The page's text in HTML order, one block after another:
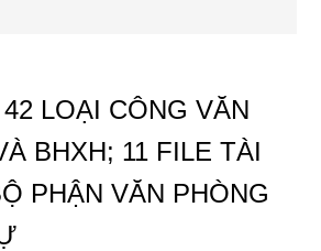
LOẠI CÔNG VĂN
BHXH; 11 FILE TÀI
PHẬN VĂN PHÒNG